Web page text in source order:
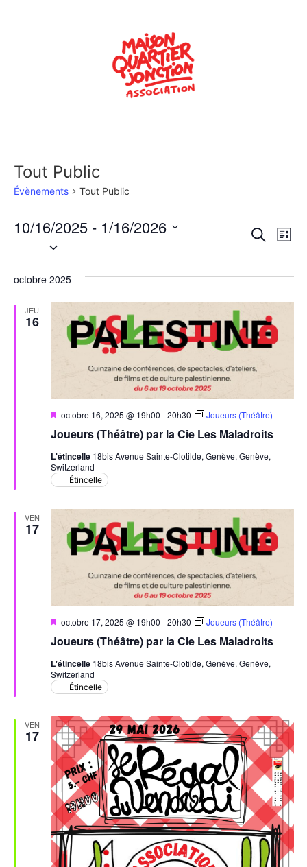
Tout Public
Évènements Tout Public
de
vues
Recherche
Liste
10/16/2025 - 1/16/2026
Sélectionnez
octobre 2025
JEU
16
Joueurs (Théâtre) par la Cie Les Maladroits
Mis
avant
octobre 16, 2025 @ 19h00 -20h30 Joueurs (Théâtre)
L'étincelle 18bis Avenue Sainte-Clotilde, Genève, Genève,
Switzerland
Étincelle
VEN
17
Joueurs (Théâtre) par la Cie Les Maladroits
Mis
avant
octobre 17, 2025 @ 19h00 -20h30 Joueurs (Théâtre)
L'étincelle 18bis Avenue Sainte-Clotilde, Genève, Genève,
Switzerland
Étincelle
VEN
17